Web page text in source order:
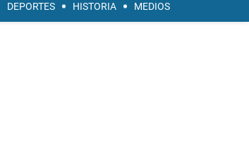
DEPORTES HISTORIA MEDIOS